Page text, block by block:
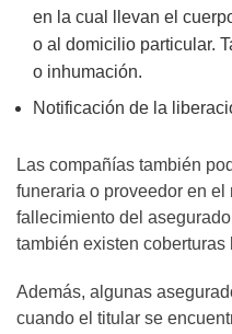
en la cual llevan el
o al domicilio particular.
o inhumación.
Notificación de la
Las compañías también
funeraria o proveedor en el
fallecimiento del
también existen
Además, algunas
cuando el titular se